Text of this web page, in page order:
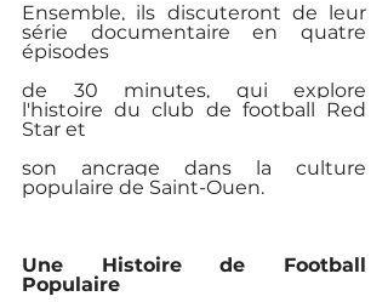
Ensemble, ils discuteront de leur
série documentaire en quatre
épisodes
de 30 minutes, qui explore
l'histoire du club de football Red
Star et
son ancrage dans la culture
populaire de Saint-Ouen.
Une Histoire de Football
Populaire